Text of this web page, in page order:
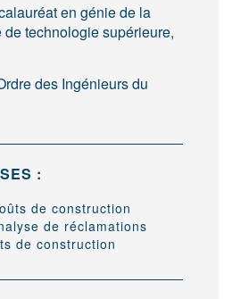
en génie de la
technologie supérieure,
des Ingénieurs du
:
de construction
de réclamations
de construction